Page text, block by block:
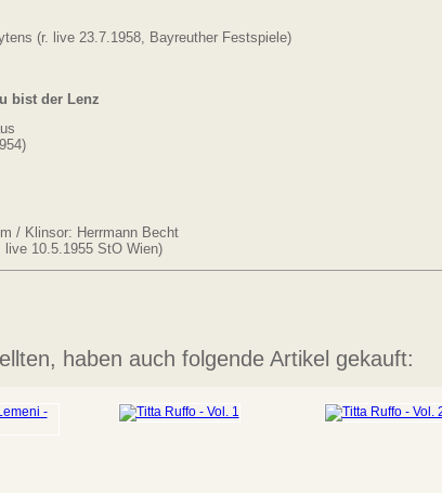
(r. live 23.7.1958, Bayreuther Festspiele)
bist der Lenz
/ Klinsor: Herrmann Becht
10.5.1955 StO Wien)
haben auch folgende Artikel gekauft: